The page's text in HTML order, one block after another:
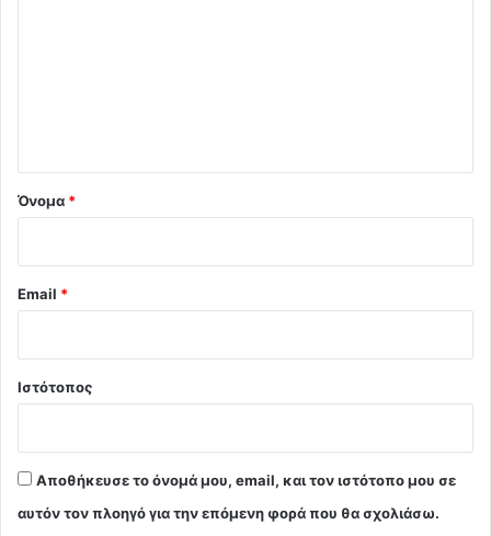
Όνομα *
Email *
Ιστότοπος
Αποθήκευσε το όνομά μου, email, και τον ιστότοπο μου σε
αυτόν τον πλοηγό για την επόμενη φορά που θα σχολιάσω.